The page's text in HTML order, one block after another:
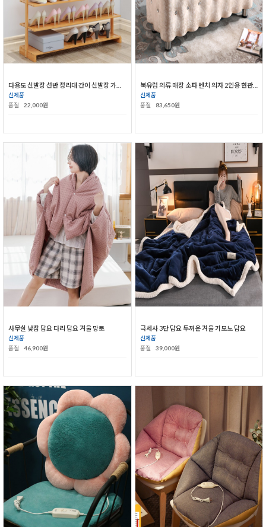
신제품
품절
22,000원
북유럽 의류 매장 소파 벤치 의자 2인용 현관 의자 신발 수납 박스
신제품
품절
83,650원
사무실 낮잠 담요 다리 담요 겨울 망토
신제품
품절
46,900원
극세사 3단 담요 두꺼운 겨울 기모노 담요
신제품
품절
39,000원